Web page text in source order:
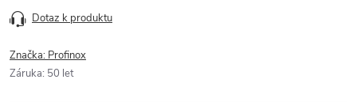
Dotaz k produktu
Značka: Profinox
Záruka: 50 let